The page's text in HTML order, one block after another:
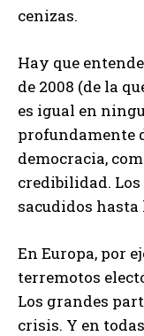
cenizas.
Hay que
de 2008 (de la
es igual en
profundamente
democracia,
credibilidad.
sacudidos hasta
En Europa, por
terremotos
Los grandes
crisis. Y en